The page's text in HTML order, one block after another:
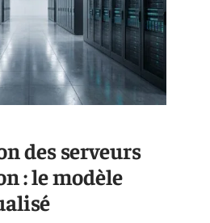
des serveurs
: le modèle